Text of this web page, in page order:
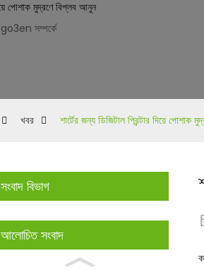
খবর শার্টের জন্য ডিজিটাল প্রিন্টার দিয়ে পোশাক
সংবাদ বিভাগ
আলোচিত সংবাদ